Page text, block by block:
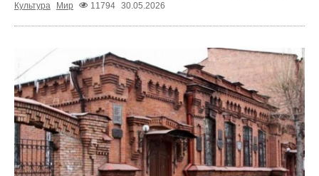
Культура
Мир 11794 30.05.2026